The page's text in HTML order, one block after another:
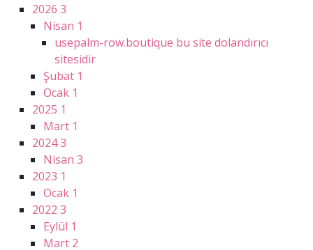
2026 3
Nisan 1
usepalm-row.boutique bu site dolandırıcı
sitesidir
Şubat 1
Ocak 1
2025 1
Mart 1
20243
Nisan 3
2023 1
Ocak 1
2022 3
Eylül 1
Mart 2